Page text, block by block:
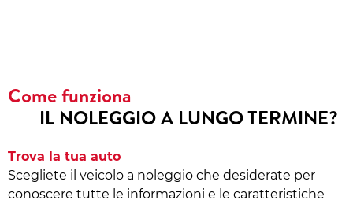
Come funziona
IL NOLEGGIO A LUNGO TERMINE?
Trova la tua auto
Scegliete il veicolo a noleggio che desiderate per
conoscere tutte le informazioni e le caratteristiche